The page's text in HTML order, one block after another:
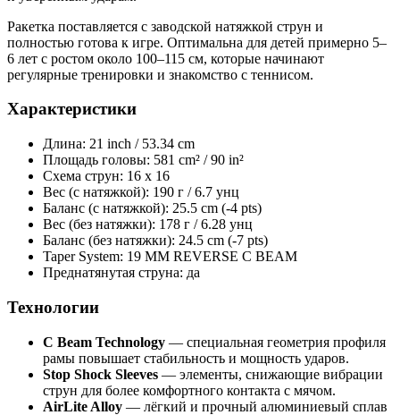
Ракетка поставляется с заводской натяжкой струн и
полностью готова к игре. Оптимальна для детей примерно 5–
6 лет с ростом около 100–115 см, которые начинают
регулярные тренировки и знакомство с теннисом.
Характеристики
Длина: 21 inch / 53.34 cm
Площадь головы: 581 cm² / 90 in²
Схема струн: 16 x 16
Вес (с натяжкой): 190 г / 6.7 унц
Баланс (с натяжкой): 25.5 cm (-4 pts)
Вес (без натяжки): 178 г / 6.28 унц
Баланс (без натяжки): 24.5 cm (-7 pts)
Taper System: 19 MM REVERSE C BEAM
Преднатянутая струна: да
Технологии
C Beam Technology — специальная геометрия профиля
рамы повышает стабильность и мощность ударов.
Stop Shock Sleeves — элементы, снижающие вибрации
струн для более комфортного контакта с мячом.
AirLite Alloy — лёгкий и прочный алюминиевый сплав